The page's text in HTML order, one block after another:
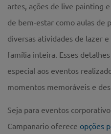
artes, ações de live painting e
de bem-estar como aulas de
diversas atividades de lazer
família inteira. Esses
especial aos eventos
momentos memoráveis e
Seja para eventos
Campanario oferece opções